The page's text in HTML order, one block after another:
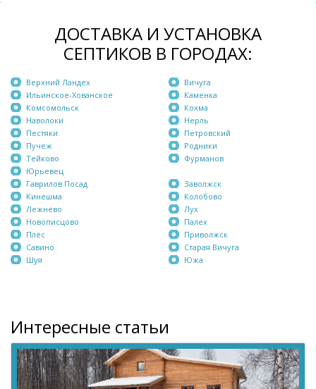
ДОСТАВКА И УСТАНОВКА
СЕПТИКОВ В ГОРОДАХ:
Верхний Ландех
Ильинское-Хованское
Комсомольск
Наволоки
Пестяки
Пучеж
Тейково
Юрьевец
Вичуга
Каменка
Кохма
Нерль
Петровский
Родники
Фурманов
Гаврилов Посад
Кинешма
Лежнево
Новописцово
Плёс
Савино
Шуя
Заволжск
Колобово
Лух
Палех
Приволжск
Старая Вичуга
Южа
Интересные статьи